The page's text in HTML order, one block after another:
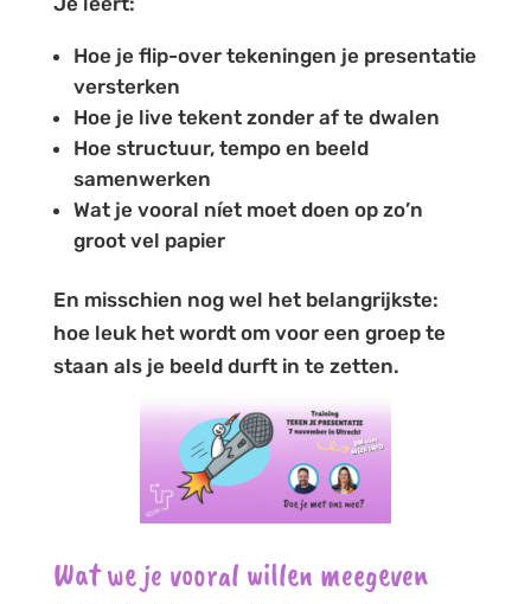
Hoe je flip-over tekeningen je presentatie
versterken
Hoe je live tekent zonder af te dwalen
Hoe structuur, tempo en beeld
samenwerken
Wat je vooral níet moet doen op zo’n
groot vel papier
En misschien nog wel het belangrijkste:
hoe leuk het wordt om voor een groep te
staan als je beeld durft in te zetten.
Wat we je vooral willen meegeven